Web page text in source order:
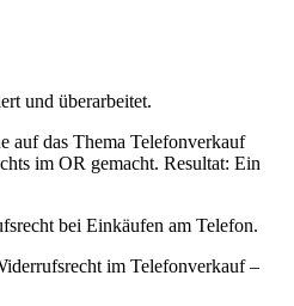
und überarbeitet.
auf das Thema Telefonverkauf
im OR gemacht. Resultat: Ein
bei Einkäufen am Telefon.
im Telefonverkauf –